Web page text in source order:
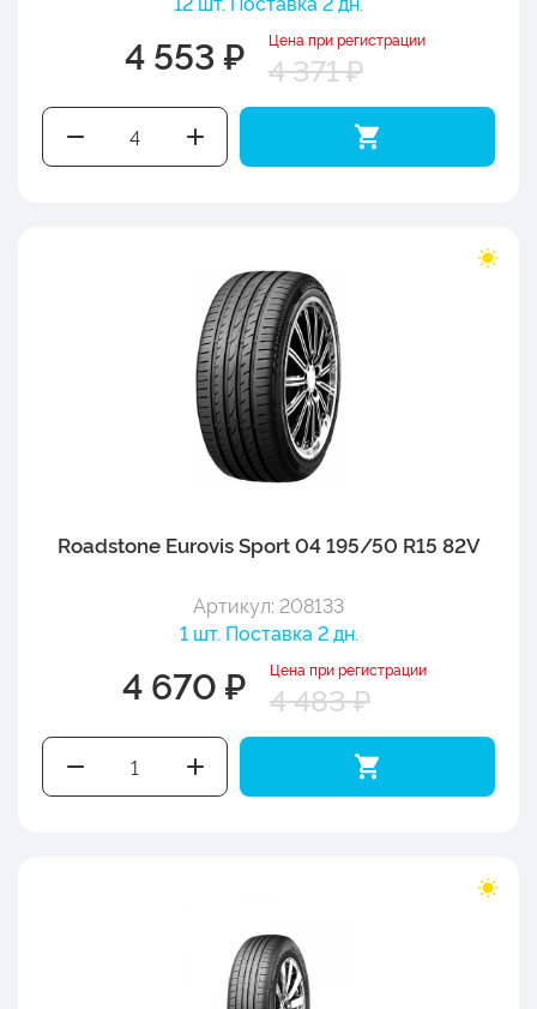
4 553 ₽ Цена при регистрации
4 371 ₽
Roadstone Eurovis Sport 04 195/50 R15 82V
Артикул: 208133
1 шт. Поставка 2 дн.
4 670 ₽ Цена при регистрации
4 483 ₽